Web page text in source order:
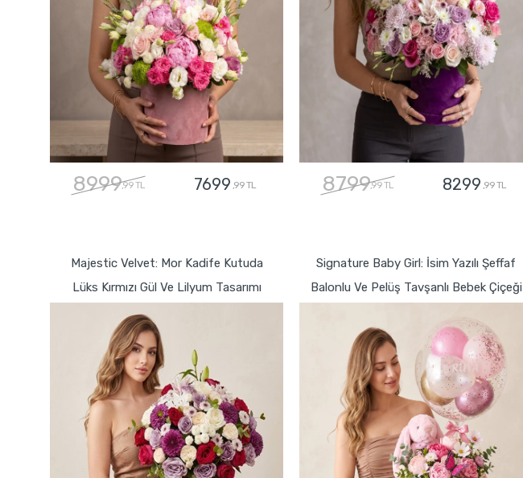
8999,99 TL 7699 ,99 TL 8799,99 TL 8299 ,99 TL
Majestic Velvet: Mor Kadife Kutuda
Lüks Kırmızı Gül Ve Lilyum Tasarımı
Signature Baby Girl: İsim Yazılı Şeffaf
Balonlu Ve Pelüş Tavşanlı Bebek Çiçeği